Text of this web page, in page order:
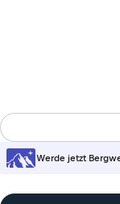
Werde jetzt